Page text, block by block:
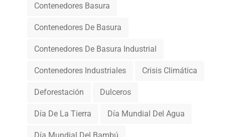
Contenedores Basura
Contenedores De Basura
Contenedores De Basura Industrial
Contenedores Industriales Crisis Climática
Deforestación Dulceros
Día De La Tierra Día Mundial Del Agua